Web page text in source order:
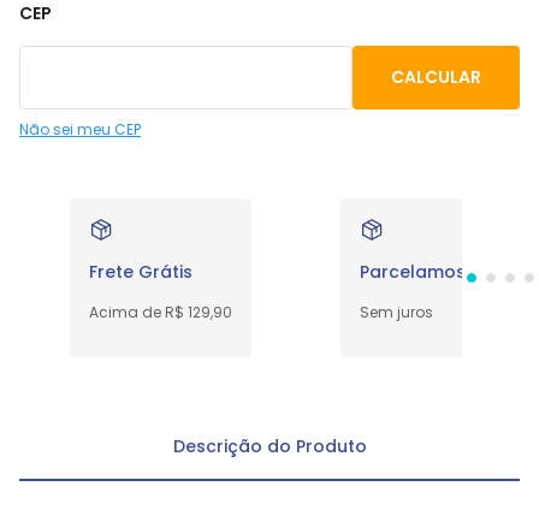
CEP
Não sei meu CEP
Frete Grátis
Acima de R$ 129,90
Parcelamos em até
Sem juros
Descrição do Produto